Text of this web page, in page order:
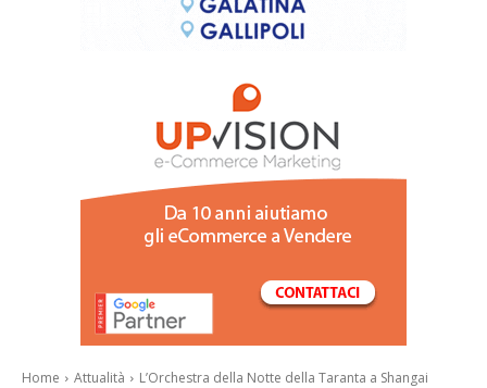
Home
Attualità L’Orchestra della Notte della Taranta a Shangai